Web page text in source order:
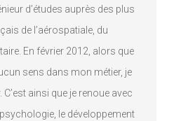
d’études auprès des plus
de l’aérospatiale, du
En février 2012, alors que
sens dans mon métier, je
C’est ainsi que je renoue avec
le développement